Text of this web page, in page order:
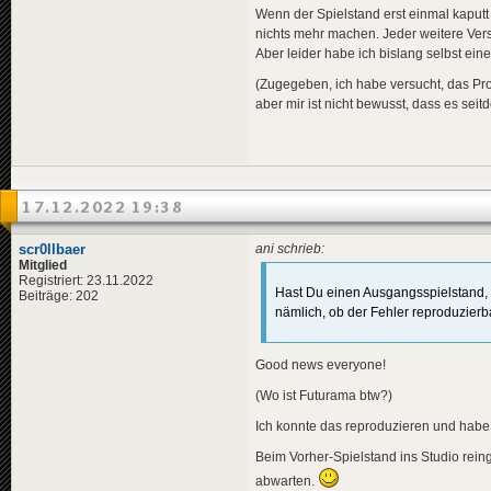
Wenn der Spielstand erst einmal
nichts mehr machen. Jeder weitere
Aber leider habe ich bislang selbst
(Zugegeben, ich habe versucht, das
aber mir ist nicht bewusst, dass es
17.12.2022 19:38
scr0llbaer
Mitglied
Registriert: 23.11.2022
Beiträge: 202
ani schrieb:
Hast Du einen
nämlich, ob der Fehler
Good news everyone!
(Wo ist Futurama btw?)
Ich konnte das reproduzieren und
Beim Vorher-Spielstand ins Studio
abwarten.